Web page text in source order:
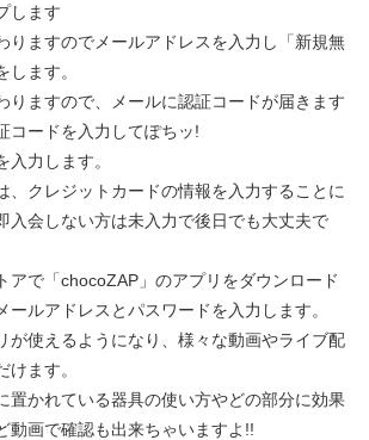
します
りますのでメールアドレスを入力し「新規無
します。
りますので、メールに認証コードが届きます
コードを入力してぽちッ!
入力します。
、クレジットカードの情報を入力することに
入会しない方は未入力で後日でも大丈夫で
アで「chocoZAP」のアプリをダウンロード
ールアドレスとパスワードを入力します。
が使えるようになり、様々な動画やライブ配
けます。
置かれている器具の使い方やどの部分に効果
動画で確認も出来ちゃいますよ!!